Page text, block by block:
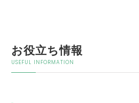
お役立ち情報
USEFUL INFORMATION